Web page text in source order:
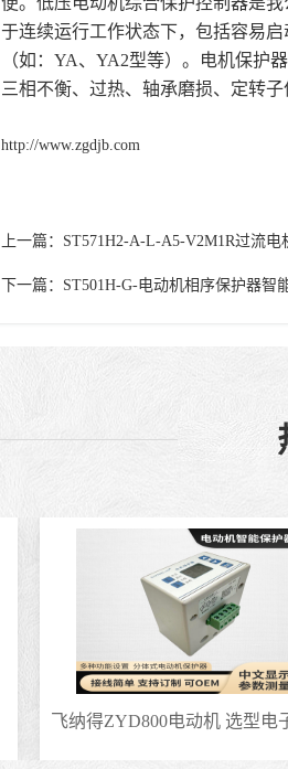
于连续运行工作状态下，包括容易
（如：YA、YA2型等）。电机保护
三相不衡、过热、轴承磨损、定转
http://www.zgdjb.com
上一篇： ST571H2-A-L-A5-V2M1R过流
下一篇： ST501H-G-电动机相序保护器智